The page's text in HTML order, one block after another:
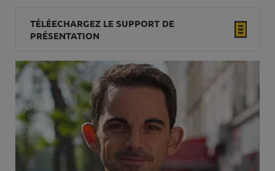
TÉLÉECHARGEZ LE SUPPORT DE
PRÉSENTATION